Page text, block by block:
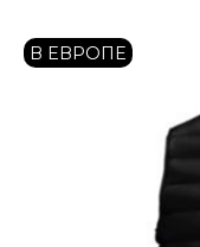
В ЕВРОПЕ